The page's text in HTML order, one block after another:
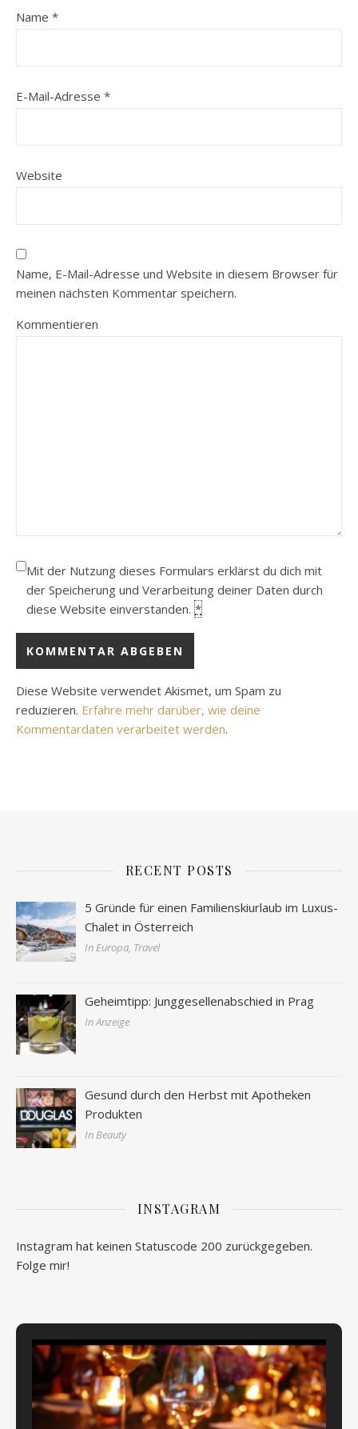
Name *
E-Mail-Adresse *
Website
Name, E-Mail-Adresse und Website in diesem Browser für
meinen nächsten Kommentar speichern.
Kommentieren
Mit der Nutzung dieses Formulars erklärst du dich mit
der Speicherung und Verarbeitung deiner Daten durch
diese Website einverstanden. *
Diese Website verwendet Akismet, um Spam zu
reduzieren. Erfahre mehr darüber, wie deine
Kommentardaten verarbeitet werden.
RECENT POSTS
5 Gründe für einen Familienskiurlaub im Luxus-
Chalet in Österreich
In Europa, Travel
Geheimtipp: Junggesellenabschied in Prag
In Anzeige
Gesund durch den Herbst mit Apotheken
Produkten
In Beauty
INSTAGRAM
Instagram hat keinen Statuscode 200 zurückgegeben.
Folge mir!